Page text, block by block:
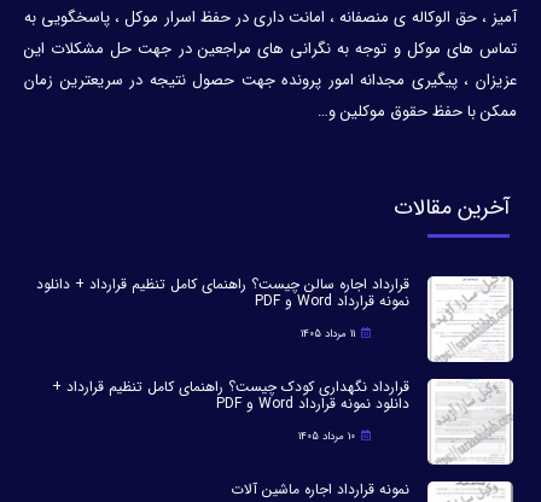
آمیز ، حق الوکاله ی منصفانه ، امانت داری در حفظ اسرار موکل ، پاسخگویی به
تماس های موکل و توجه به نگرانی های مراجعین در جهت حل مشکلات این
عزیزان ، پیگیری مجدانه امور پرونده جهت حصول نتیجه در سریعترین زمان
ممکن با حفظ حقوق موکلین و…
آخرین مقالات
قرارداد اجاره سالن چیست؟ راهنمای کامل تنظیم قرارداد + دانلود
نمونه قرارداد Word و PDF
11 مرداد 1405
قرارداد نگهداری کودک چیست؟ راهنمای کامل تنظیم قرارداد +
دانلود نمونه قرارداد Word و PDF
10 مرداد 1405
نمونه قرارداد اجاره ماشین آلات